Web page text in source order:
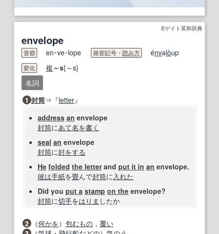
Eゲイト英和辞典
envelope
音節 en･ve･lope 発音記号・ 読み方 énvəlòʊp
変化 複 ～s{～s}
名詞
1 封筒⇒『letter』
address an envelope
封筒にあて名を書く
seal an envelope
封筒に封をする
He folded the letterand put it in an envelope.
彼は手紙を畳んで封筒に 入れた
Did you put a stamp on the envelope?
封筒に切手をはりま したか
2 （何かを） 包むもの ， 覆い